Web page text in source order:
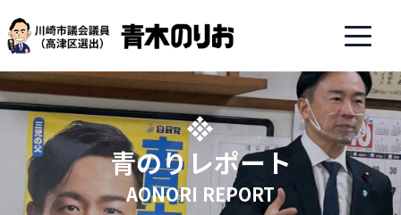
青のりレポート
AONORI REPORT